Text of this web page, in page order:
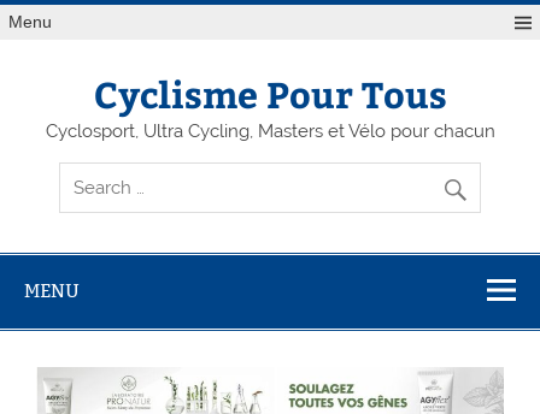
Menu
Cyclisme Pour Tous
Cyclosport, Ultra Cycling, Masters et Vélo pour chacun
MENU